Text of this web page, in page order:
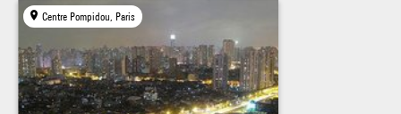
imposent de nouvelles normes temporelles. Comment
articuler aujourd'hui temps singulier et temps collectif,
comment vivre à plusieurs temps dans la ville ?
Centre Pompidou, Paris